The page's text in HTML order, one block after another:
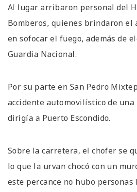
Al lugar arribaron personal del
Bomberos, quienes brindaron el
en sofocar el fuego, además de
Guardia Nacional.
Por su parte en San Pedro
accidente automovilístico de una
dirigía a Puerto Escondido.
Sobre la carretera, el chofer se
lo que la urvan chocó con un
este percance no hubo personas